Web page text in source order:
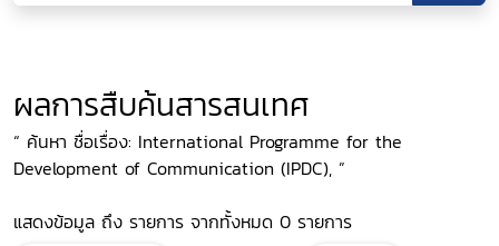
ผลการสืบค้นสารสนเทศ
“ ค้นหา ชื่อเรื่อง: International Programme for the
Development of Communication (IPDC), ”
แสดงข้อมูล ถึง รายการ จากทั้งหมด 0 รายการ